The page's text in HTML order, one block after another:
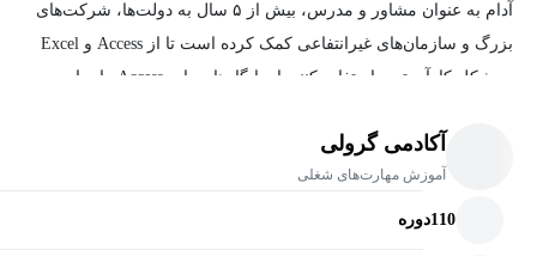
آدام به عنوان مشاور و مدرس، بیش از ۵ سال به دولت‌ها، شرکت‌های
بزرگ و سازمان‌های غیرانتفاعی کمک کرده است تا از Access و Excel
به شکل کارآمدتری استفاده کنند. او پایگاه‌های داده Access را برای
زمین‌شناسی ایالات متحده طراحی کرده و همچنین کارگاه‌های آموزشی
Access و Excel را در سراسر ایالات متحده، در همکاری با مرکز آموزش
محیط‌زیست شمال‌غربی، برگزار نموده است.
آکادمی گرولی
آموزش مهارت‌های شغلی
110دوره